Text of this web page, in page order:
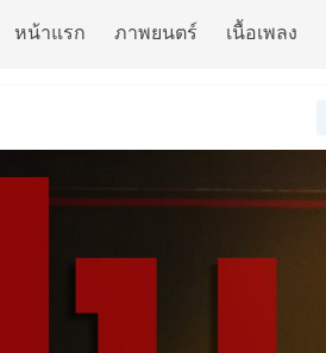
หน้าแรก ภาพยนตร์ เนื้อเพลง